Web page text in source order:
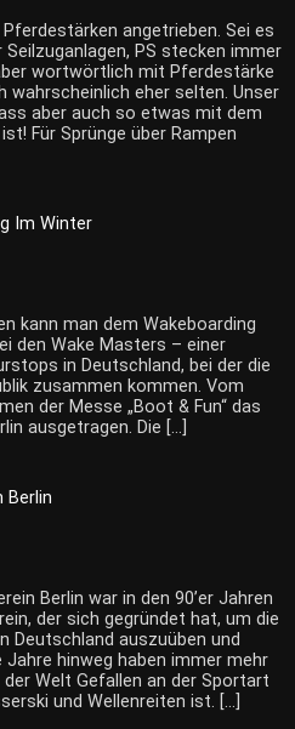
angetrieben. Sei es
PS stecken immer
wortwörtlich mit Pferdestärke
wahrscheinlich eher selten. Unser
aber auch so etwas mit dem
Für Sprünge über Rampen
Im Winter
kann man dem Wakeboarding
den Wake Masters – einer
in Deutschland, bei der die
zusammen kommen. Vom
der Messe „Boot & Fun“ das
ausgetragen. Die […]
Berlin
Berlin war in den 90’er Jahren
der sich gegründet hat, um die
Deutschland auszuüben und
Jahre hinweg haben immer mehr
Welt Gefallen an der Sportart
und Wellenreiten ist. […]